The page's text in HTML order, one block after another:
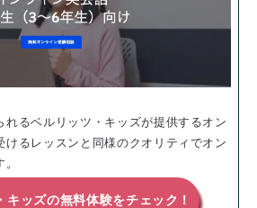
れるベルリッツ・キッズが提供するオン
けるレッスンと同様のクオリティでオン
ッズの無料体験をチェック！